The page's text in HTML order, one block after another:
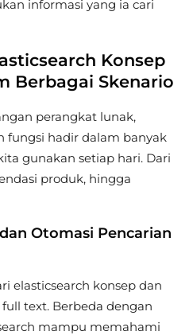
informasi yang ia cari
Konsep
Berbagai Skenario
perangkat lunak,
fungsi hadir dalam banyak
gunakan setiap hari. Dari
produk, hingga
Otomasi Pencarian
elasticsearch konsep dan
text. Berbeda dengan
mampu memahami